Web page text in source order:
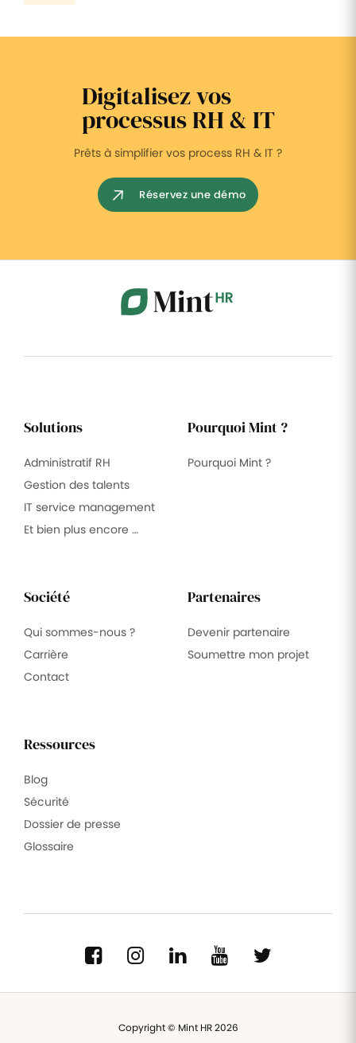
Digitalisez vos
processus RH & IT
Prêts à simplifier vos process RH & IT ?
Réservez une démo
Solutions
Administratif RH
Gestion des talents
IT service management
Et bien plus encore …
Pourquoi Mint ?
Pourquoi Mint ?
Société
Qui sommes-nous ?
Carrière
Contact
Partenaires
Devenir partenaire
Soumettre mon projet
Ressources
Blog
Sécurité
Dossier de presse
Glossaire
Copyright © Mint HR 2026